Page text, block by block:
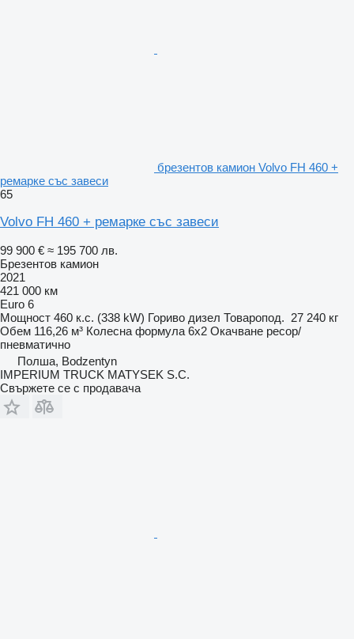
брезентов камион Volvo FH 460 +
ремарке със завеси
65
Volvo FH 460 + ремарке със завеси
99 900 € ≈ 195 700 лв.
Брезентов камион
2021
421 000 км
Euro 6
Мощност 460 к.с. (338 kW) Гориво дизел Товаропод. 27 240 кг
Обем 116,26 м³ Колесна формула 6x2 Окачване ресор/
пневматично
Полша, Bodzentyn
IMPERIUM TRUCK MATYSEK S.C.
Свържете се с продавача